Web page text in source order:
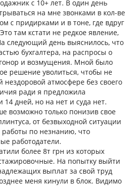
с 10+ лет. В один день
на мне звонками в кол-ве
с придирками и в тоне, где вдруг
там кстати не редкое явление,
следующий день выяснилось, что
бухгалтера, на распросы о
и возмущения. Мной было
решение уволиться, чтобы не
нездоровой атмосфере без своего
ради я предложила
14 дней, но на нет и суда нет.
возможно только понизив свое
от безвыходной ситуации
по незнанию, что
работодатели.
более 8т грн из которых
На попытку выйти
выплат за свой труд
меня кинули в блок. Видимо